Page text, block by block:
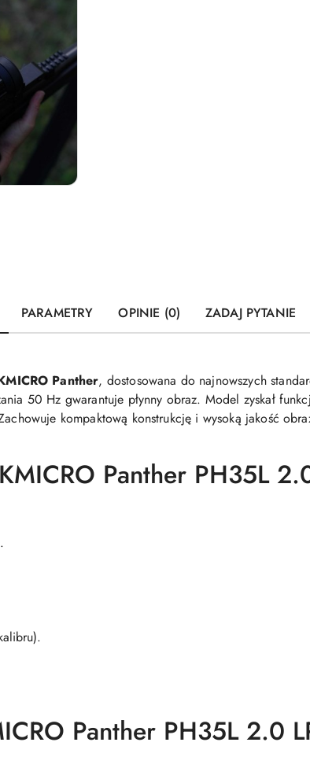
PARAMETRY OPINIE (0) ZADAJ PYTANIE
Panther, dostosowana do najnowszych
50 Hz gwarantuje płynny obraz. Model zyskał
kompaktową konstrukcję i wysoką jakość
Panther PH35L
Panther PH35L 2.0